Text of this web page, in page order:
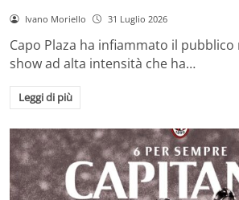
Ivano Moriello 31 Luglio 2026
Capo Plaza ha infiammato il
show ad alta intensità che ha…
Leggi di più